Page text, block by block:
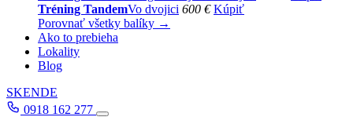
Tréning TandemVo dvojici 600 € Kúpiť
Porovnať všetky balíky →
Ako to prebieha
Lokality
Blog
SKENDE
0918 162 277